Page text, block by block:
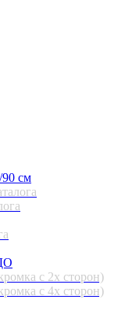
90 см
с 2х сторон)
с 4х сторон)